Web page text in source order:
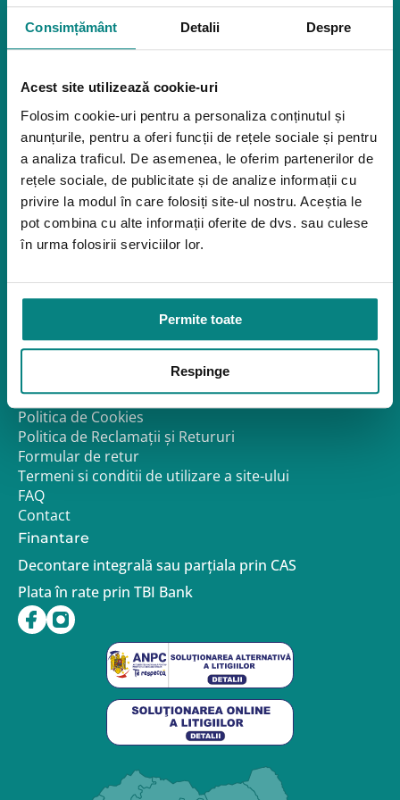
Consimțământ Detalii Despre
Acest site utilizează cookie-uri
Folosim cookie-uri pentru a personaliza conținutul și
anunțurile, pentru a oferi funcții de rețele sociale și pentru
a analiza traficul. De asemenea, le oferim partenerilor de
rețele sociale, de publicitate și de analize informații cu
privire la modul în care folosiți site-ul nostru. Aceștia le
pot combina cu alte informații oferite de dvs. sau culese
în urma folosirii serviciilor lor.
Permite toate
Respinge
0-45
Umidificator
da (opțional)
Zgomot (dBA)
26.5
Mostre
Dispozitive pentru urcarea scărilor
Bare de prindere și mânere de baie
Închiriere platforme șenilate
Închiriere rampe acces
Produse pentru adulţi
Apnee în somn
Orteze
Paturi de spital si saltele
Link-uri utile
Politica de confidentialitate – GDPR
Politica de Cookies
Politica de Reclamații și Retururi
Formular de retur
Termeni si conditii de utilizare a site-ului
FAQ
Contact
Finantare
Decontare integrală sau parțiala prin CAS
Plata în rate prin TBI Bank